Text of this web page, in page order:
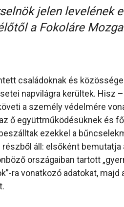
jelen levelének
a Fokoláre
családoknak és
napvilágra kerültek. Hisz
a személy védelmére
ő együttműködésüknek és
ezekkel a
áll: elsőként bemutatja
országaiban tartott
ra vonatkozó adatokat,